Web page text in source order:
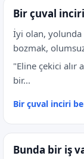
Bir çuval
İyi olan, yolunda
bozmak,
"Eline çekici alır
bir...
Bir çuval inciri
Bunda bir iş